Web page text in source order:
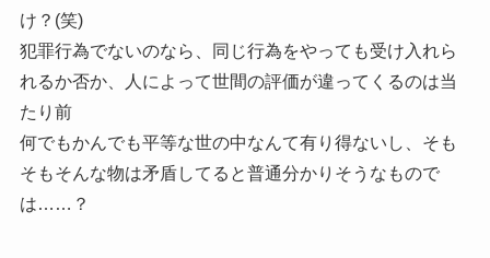
け？(笑)
犯罪行為でないのなら、同じ行為をやっても受け入れら
れるか否か、人によって世間の評価が違ってくるのは当
たり前
何でもかんでも平等な世の中なんて有り得ないし、そも
そもそんな物は矛盾してると普通分かりそうなもので
は……？